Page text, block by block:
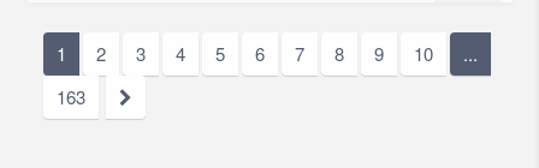
1 2 3 4 5 6 7 8 9 10
...
163